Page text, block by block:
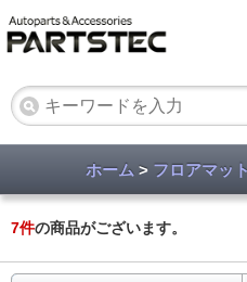
ホーム > フロアマット
7件の商品がございます。